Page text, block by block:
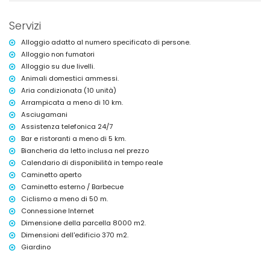
Ulteriori informazioni
città più vicina: Benissa (entro 5 chilometri dalla villa)
riva o sponda più vicina: Mediterraneo (entro 10 chilometri dalla villa)
spiaggia più vicina: Spiaggia di Arenal-Bol, Calpe (entro 10 chilometri
dalla villa)
porto più vicino: Porto Peschereccio di Calpe (entro 10 chilometri dalla
villa)
parco più vicino: Parco Naturale del Penyal d'Ifac (entro 10 chilometri
dalla villa)
aeroporto più vicino: Alicante (entro 100 chilometri dalla villa)
secondo aeroporto più vicino: Valencia (> 100 chilometri)
fumare non consentito
animali domestici ammessi
L'alloggio è molto adatto per famiglie con bambini
Servizi e strutture inclusi nel prezzo di affitto della villa
internet (WiFi)
biancheria da letto e asciugamani
servizio di ricevimento e servizio di emergenza 24 ore su 24
Servizi e strutture con supplemento
Servizi
Alloggio adatto al numero specificato di persone.
Alloggio non fumatori
Alloggio su due livelli.
Animali domestici ammessi.
Aria condizionata (10 unità)
Arrampicata a meno di 10 km.
Asciugamani
Assistenza telefonica 24/7
Bar e ristoranti a meno di 5 km.
Biancheria da letto inclusa nel prezzo
Calendario di disponibilità in tempo reale
Caminetto aperto
Caminetto esterno / Barbecue
Ciclismo a meno di 50 m.
Connessione Internet
Dimensione della parcella 8000 m2.
Dimensioni dell'edificio 370 m2.
Giardino